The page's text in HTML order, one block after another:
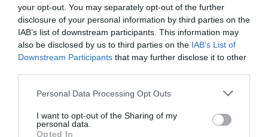
your opt-out. You may separately opt-out of the further
disclosure of your personal information by third parties on the
IAB’s list of downstream participants. This information may
also be disclosed by us to third parties on the IAB’s List of
Downstream Participants that may further disclose it to other
Please note that this website/app uses one or more Google
not limited to your visit or usage behaviour. You may click to
grant or deny consent to Google and its third-party tags to
Personal Data Processing Opt Outs
I want to opt-out of the Sharing of my
personal data.
Opted In
Νίκη κόντρα στη Ρουμανία με
κορυφαίο τον Γλυνιαδάκη
Η Εθνική ομάδα πόλο Παίδων νίκησε τη Ρουμανία σε
αγώνα κατάταξης για το Παγκόσμιο κύπελλο του Ζάγκρεμπ
έχοντας κορυφαίο τον τερματοφύλακα του Παναθηναϊκού
07.08.2026 ΑΚΑΔΗΜΙΑ ΠΟΛΟ ΑΝΔΡΩΝ